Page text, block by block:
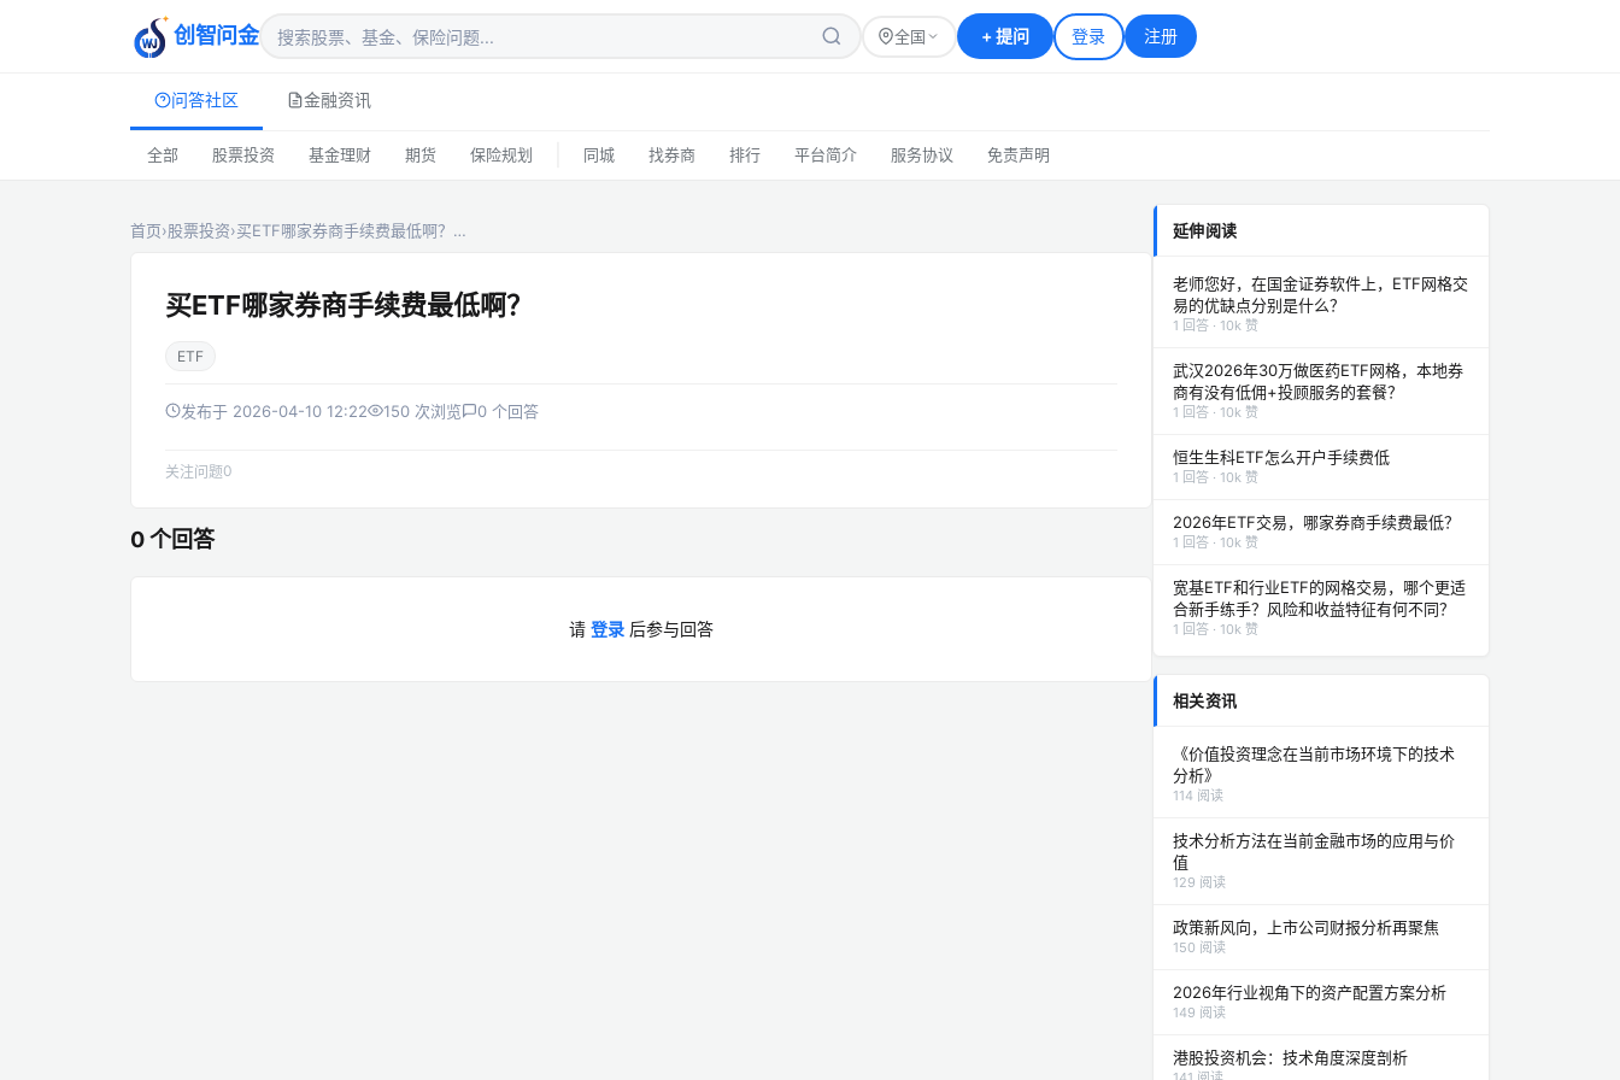
创智问金 全国 +提问 登录 注册
问答社区 金融资讯
全部 股票投资 基金理财 期货 保险规划 同城 找券商 排行 平台简介 服务协议 免责声明
首页›股票投资›买ETF哪家券商手续费最低啊？…
买ETF哪家券商手续费最低啊？
ETF
发布于 2026-04-10 12:22 150 次浏览 0 个回答
关注问题0
0 个回答
请 登录 后参与回答
延伸阅读
老师您好，在国金证券软件上，ETF网格交
易的优缺点分别是什么？
1 回答 · 10k 赞
武汉2026年30万做医药ETF网格，本地券
商有没有低佣+投顾服务的套餐？
1 回答 · 10k 赞
恒生生科ETF怎么开户手续费低
1 回答 · 10k 赞
2026年ETF交易，哪家券商手续费最低？
1 回答 · 10k 赞
宽基ETF和行业ETF的网格交易，哪个更适
合新手练手？风险和收益特征有何不同？
1 回答 · 10k 赞
相关资讯
《价值投资理念在当前市场环境下的技术
分析》
114 阅读
技术分析方法在当前金融市场的应用与价
值
129 阅读
政策新风向，上市公司财报分析再聚焦
150 阅读
2026年行业视角下的资产配置方案分析
149 阅读
港股投资机会：技术角度深度剖析